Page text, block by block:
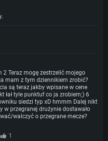
Teraz mogę zestrzelić mojego
mam z tym dziennikiem zrobić?
są teraz jakby wpisane w cene
łał tyle punktuf co ja zrobiem;) 6
siedzi typ xD hmmm Dalej nikt
w przegranej drużynie dostawało
walczyć o przegrane mecze?
1